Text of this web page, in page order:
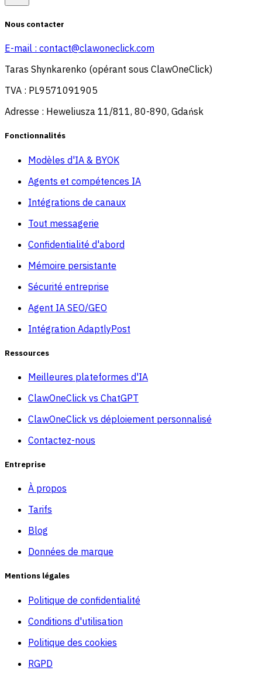
Nous contacter
E-mail : contact@clawoneclick.com
Taras Shynkarenko (opérant sous ClawOneClick)
TVA : PL9571091905
Adresse : Heweliusza 11/811, 80-890, Gdańsk
Fonctionnalités
Modèles d'IA & BYOK
Agents et compétences IA
Intégrations de canaux
Tout messagerie
Confidentialité d'abord
Mémoire persistante
Sécurité entreprise
Agent IA SEO/GEO
Intégration AdaptlyPost
Ressources
Meilleures plateformes d'IA
ClawOneClick vs ChatGPT
ClawOneClick vs déploiement personnalisé
Contactez-nous
Entreprise
À propos
Tarifs
Blog
Données de marque
Mentions légales
Politique de confidentialité
Conditions d'utilisation
Politique des cookies
RGPD